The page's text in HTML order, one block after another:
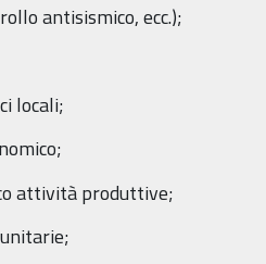
antisismico, ecc.);
locali;
attività produttive;